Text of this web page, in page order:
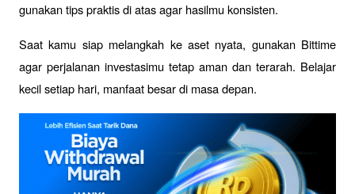
gunakan tips praktis di atas agar hasilmu konsisten.
Saat kamu siap melangkah ke aset nyata, gunakan Bittime
agar perjalanan investasimu tetap aman dan terarah. Belajar
kecil setiap hari, manfaat besar di masa depan.